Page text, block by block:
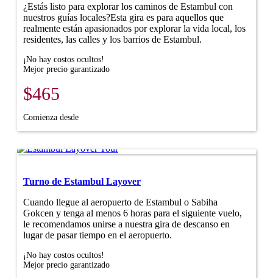
¿Estás listo para explorar los caminos de Estambul con
nuestros guías locales?Esta gira es para aquellos que
realmente están apasionados por explorar la vida local, los
residentes, las calles y los barrios de Estambul.
¡No hay costos ocultos!
Mejor precio garantizado
$465
Comienza desde
Turno de Estambul Layover
Cuando llegue al aeropuerto de Estambul o Sabiha
Gokcen y tenga al menos 6 horas para el siguiente vuelo,
le recomendamos unirse a nuestra gira de descanso en
lugar de pasar tiempo en el aeropuerto.
¡No hay costos ocultos!
Mejor precio garantizado